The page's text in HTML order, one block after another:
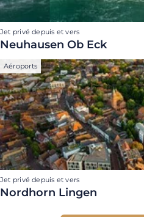
Jet privé depuis et vers
Neuhausen Ob Eck
Aéroports
Jet privé depuis et vers
Nordhorn Lingen